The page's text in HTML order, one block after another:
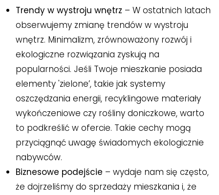
Trendy w wystroju wnętrz – W ostatnich latach
obserwujemy zmianę trendów w wystroju
wnętrz. Minimalizm, zrównoważony rozwój i
ekologiczne rozwiązania zyskują na
popularności. Jeśli Twoje mieszkanie posiada
elementy 'zielone’, takie jak systemy
oszczędzania energii, recyklingowe materiały
wykończeniowe czy rośliny doniczkowe, warto
to podkreślić w ofercie. Takie cechy mogą
przyciągnąć uwagę świadomych ekologicznie
nabywców.
Biznesowe podejście – wydaje nam się często,
że dojrzeliśmy do sprzedaży mieszkania i, że